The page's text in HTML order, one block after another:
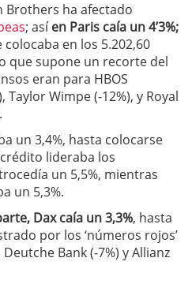
Brothers ha afectado
; asíen Paris caía un 4’3%;
colocaba en los 5.202,60
que supone un recorte del
eran para HBOS
Taylor Wimpe (-12%), y Royal
un 3,4%, hasta colocarse
lideraba los
un 5,5%, mientras
un 5,3%.
Dax caía un 3,3%, hasta
por los ‘números rojos’
Bank (-7%) y Allianz